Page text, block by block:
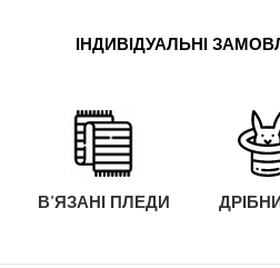
ІНДИВІДУАЛЬНІ
В'ЯЗАНІ ПЛЕДИ